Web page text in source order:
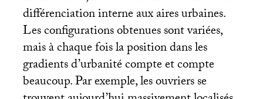
différenciation interne aux aires urbaines.
Les configurations obtenues sont variées,
mais à chaque fois la position dans les
gradients d’urbanité compte et compte
beaucoup. Par exemple, les ouvriers se